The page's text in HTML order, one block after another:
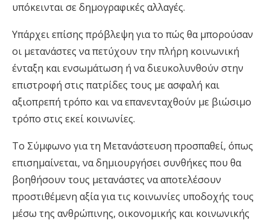
υπόκεινται σε δημογραφικές αλλαγές.
Υπάρχει επίσης πρόβλεψη για το πώς θα μπορούσαν
οι μετανάστες να πετύχουν την πλήρη κοινωνική
ένταξη και ενσωμάτωση ή να διευκολυνθούν στην
επιστροφή στις πατρίδες τους με ασφαλή και
αξιοπρεπή τρόπο και να επανενταχθούν με βιώσιμο
τρόπο στις εκεί κοινωνίες.
Το Σύμφωνο για τη Μετανάστευση προσπαθεί, όπως
επισημαίνεται, να δημιουργήσει συνθήκες που θα
βοηθήσουν τους μετανάστες να αποτελέσουν
προστιθέμενη αξία για τις κοινωνίες υποδοχής τους
μέσω της ανθρώπινης, οικονομικής και κοινωνικής